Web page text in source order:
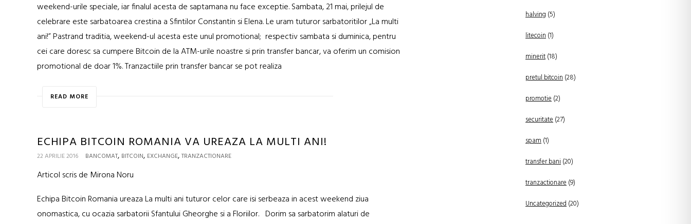
weekend-urile speciale, iar finalul acesta de saptamana nu face exceptie. Sambata, 21 mai, prilejul de
celebrare este sarbatoarea crestina a Sfintilor Constantin si Elena. Le uram tuturor sarbatoritilor „La multi
ani!” Pastrand traditia, weekend-ul acesta este unul promotional; respectiv sambata si duminica, pentru
cei care doresc sa cumpere Bitcoin de la ATM-urile noastre si prin transfer bancar, va oferim un comision
promotional de doar 1%. Tranzactiile prin transfer bancar se pot realiza
READ MORE
ECHIPA BITCOIN ROMANIA VA UREAZA LA MULTI ANI!
22 APRILIE 2016 BANCOMAT, BITCOIN, EXCHANGE, TRANZACTIONARE
Articol scris de Mirona Noru
Echipa Bitcoin Romania ureaza La multi ani tuturor celor care isi serbeaza in acest weekend ziua
onomastica, cu ocazia sarbatorii Sfantului Gheorghe si a Floriilor. Dorim sa sarbatorim alaturi de
halving (5)
litecoin(1)
minerit(18)
pretul bitcoin(28)
promotie(2)
securitate(27)
spam(1)
transfer bani(20)
tranzactionare(9)
Uncategorized(20)